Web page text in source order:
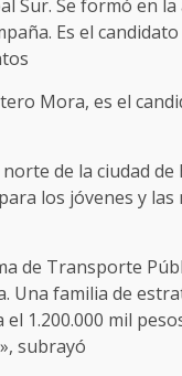
Sur. Se formó en
Es el
Mora, es el
de la ciudad
los jóvenes y
de Transporte
Una familia de
1.200.000 mil
subrayó